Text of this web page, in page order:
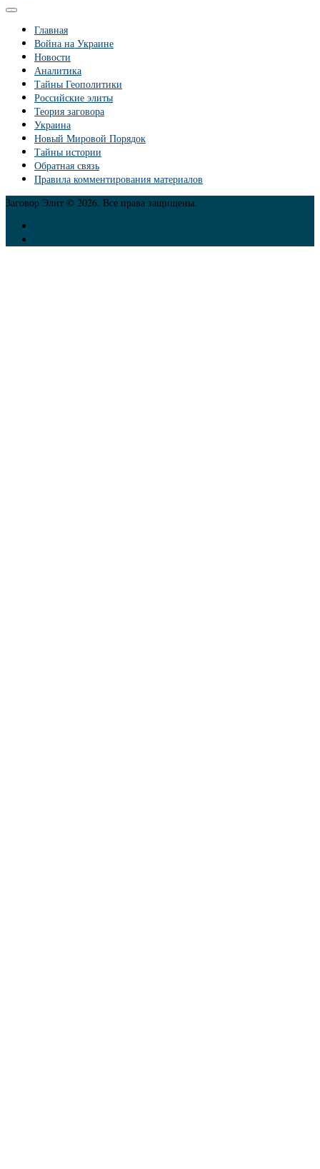
Главная
Война на Украине
Новости
Аналитика
Тайны Геополитики
Российские элиты
Теория заговора
Украина
Новый Мировой Порядок
Тайны истории
Обратная связь
Правила комментирования материалов
Заговор Элит © 2026. Все права защищены.